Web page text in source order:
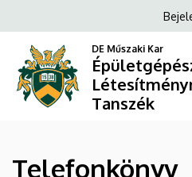
Telefonkönyv
a
tartalomra
fiók
DE Műszaki Kar
Tanszék
Telefonkönyv